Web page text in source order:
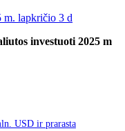
m. lapkričio 3 d
investuoti 2025 m
USD ir prarasta